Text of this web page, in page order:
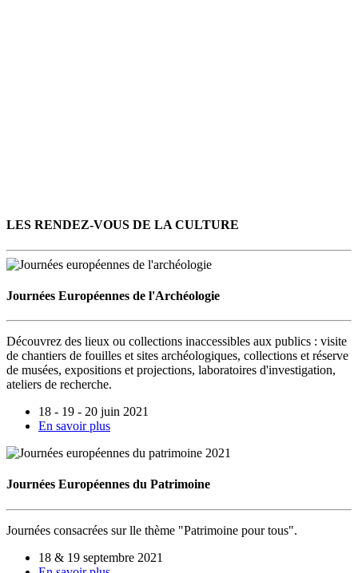
LES RENDEZ-VOUS DE LA CULTURE
Journées Européennes de l'Archéologie
Découvrez des lieux ou collections inaccessibles aux publics : visite
de chantiers de fouilles et sites archéologiques, collections et réserve
de musées, expositions et projections, laboratoires d'investigation,
ateliers de recherche.
18 - 19 - 20 juin 2021
En savoir plus
Journées Européennes du Patrimoine
Journées consacrées sur lle thème "Patrimoine pour tous".
18 & 19 septembre 2021